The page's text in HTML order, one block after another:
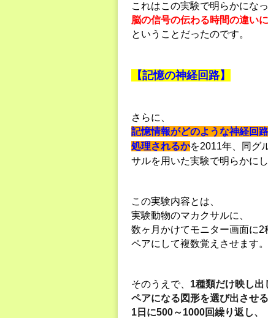
これはこの実験で明らかにな
脳の信号の伝わる時間の違い
ということだったのです。
【記憶の神経回路】
さらに、
記憶情報がどのような神経回
処理されるかを2011年、同グ
サルを用いた実験で明らかにし
この実験内容とは、
実験動物のマカクサルに、
数ヶ月かけてモニター画面に2
ペアにして複数覚えさせます。
そのうえで、 1種類だけ映し出
ペアになる図形を選び出させる
1日に500～1000回繰り返し、